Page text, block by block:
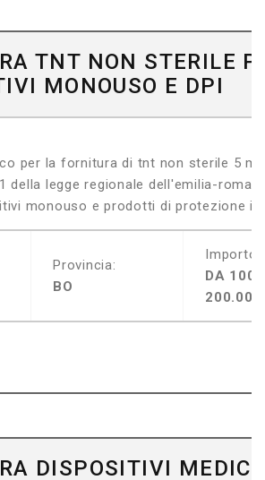
TNT NON STERILE
MONOUSO E DPI
per la fornitura di tnt non sterile 5
della legge regionale dell'emilia-
monouso e prodotti di protezione
Provincia:
BO
Importo:
DA
200.000
DISPOSITIVI MEDICI